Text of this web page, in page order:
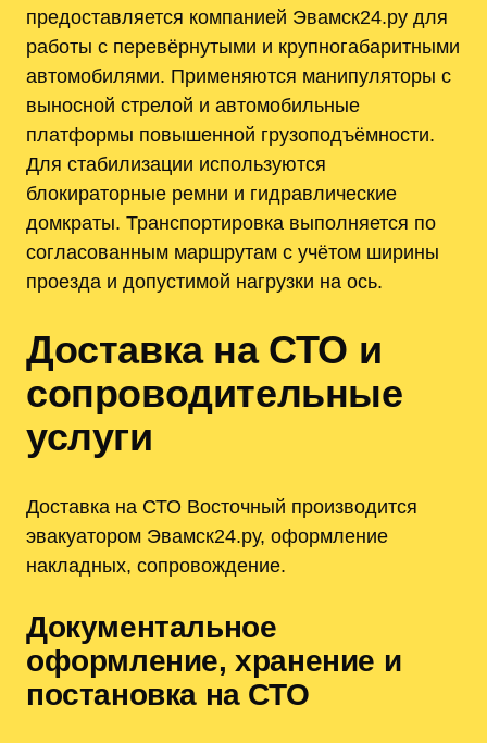
предоставляется компанией Эвамск24.ру для
работы с перевёрнутыми и крупногабаритными
автомобилями. Применяются манипуляторы с
выносной стрелой и автомобильные
платформы повышенной грузоподъёмности.
Для стабилизации используются
блокираторные ремни и гидравлические
домкраты. Транспортировка выполняется по
согласованным маршрутам с учётом ширины
проезда и допустимой нагрузки на ось.
Доставка на СТО и
сопроводительные
услуги
Доставка на СТО Восточный производится
эвакуатором Эвамск24.ру, оформление
накладных, сопровождение.
Документальное
оформление, хранение и
постановка на СТО